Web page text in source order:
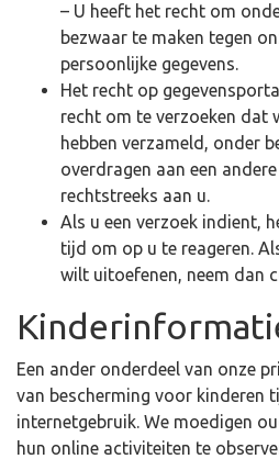
– U heeft het recht om
bezwaar te maken tegen
persoonlijke gegevens.
Het recht op
recht om te verzoeken dat
hebben verzameld, onder
overdragen aan een
rechtstreeks aan u.
Als u een verzoek indient,
tijd om op u te reageren.
wilt uitoefenen, neem dan
Een ander onderdeel van onze
van bescherming voor kinderen
internetgebruik. We moedigen
hun online activiteiten te